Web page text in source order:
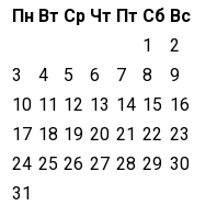
Пн Вт Ср Чт Пт Сб Вс
1
2
3
4 5 6 7 8
9
10 11 12 13 14 15 16
17 18 19 20 21 22 23
24 25 26 27 28 29 30
31